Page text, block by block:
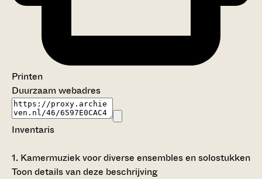
Printen
Duurzaam webadres
Inventaris
1. Kamermuziek voor diverse ensembles en solostukken
Toon details van deze beschrijving